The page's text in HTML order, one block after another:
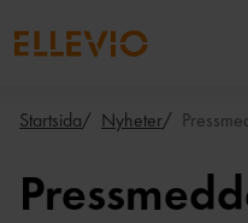
Startsida Nyheter